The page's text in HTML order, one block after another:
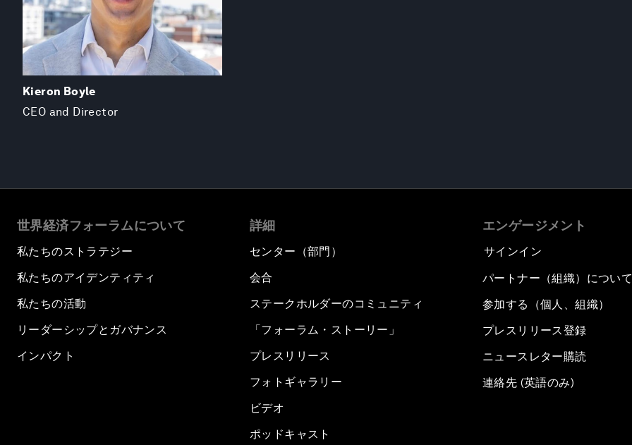
Kieron Boyle
CEO and Director
世界経済フォーラムについて
私たちのストラテジー
私たちのアイデンティティ
私たちの活動
リーダーシップとガバナンス
インパクト
詳細
センター（部門）
会合
ステークホルダーのコミュニティ
「フォーラム・ストーリー」
プレスリリース
フォトギャラリー
ビデオ
ポッドキャスト
エンゲージメント
サインイン
パートナー（組織）について
参加する（個人、組織）
プレスリリース登録
ニュースレター購読
連絡先 (英語のみ)